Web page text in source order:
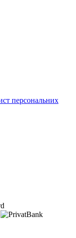
персональних